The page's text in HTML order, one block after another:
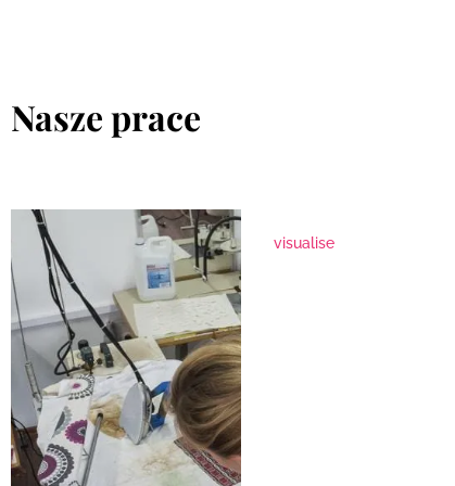
Nasze prace
visualise